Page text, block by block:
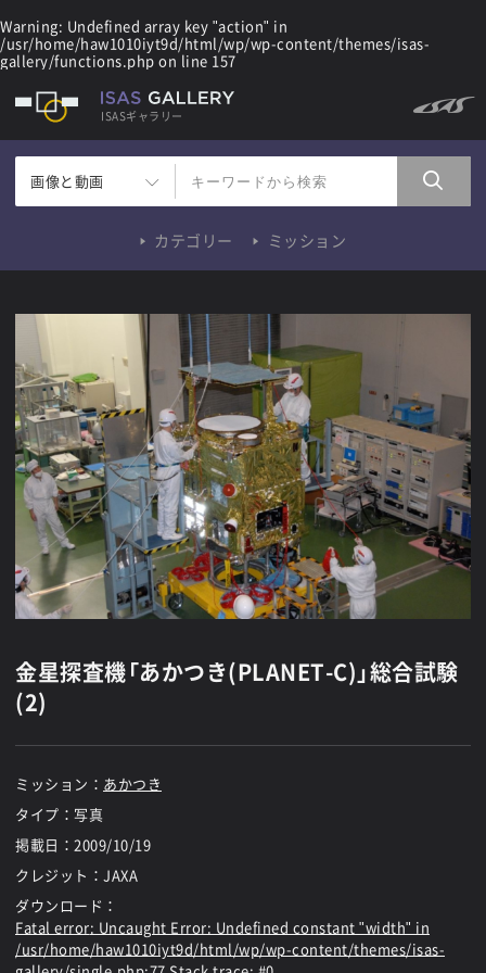
Warning: Undefined array key "action" in
/usr/home/haw1010iyt9d/html/wp/wp-content/themes/isas-
gallery/functions.php on line 157
ISASギャラリー
画像と動画
カテゴリー ミッション
金星探査機「あかつき(PLANET-C)」総合試験
(2)
ミッション： あかつき
タイプ：写真
掲載日： 2009/10/19
クレジット：JAXA
ダウンロード：
Fatal error: Uncaught Error: Undefined constant "width" in
/usr/home/haw1010iyt9d/html/wp/wp-content/themes/isas-